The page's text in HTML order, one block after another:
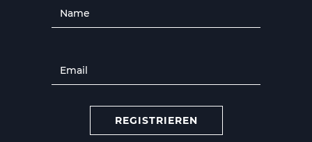
REGISTRIEREN